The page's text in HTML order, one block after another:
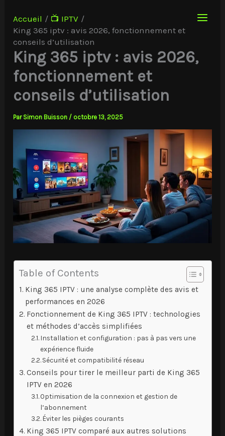
contenu
Accueil
📺 IPTV
King 365 iptv : avis 2026, fonctionnement et
conseils d’utilisation
King 365 iptv : avis 2026,
fonctionnement et
conseils d’utilisation
Par Simon Buisson / octobre 13, 2025
Table of Contents
King 365 IPTV : une analyse complète des avis et
performances en 2026
Fonctionnement de King 365 IPTV : technologies
et méthodes d’accès simplifiées
Installation et configuration : pas à pas vers une
expérience fluide
Sécurité et compatibilité réseau
Conseils pour tirer le meilleur parti de King 365
IPTV en 2026
Optimisation de la connexion et gestion de
l’abonnement
Éviter les pièges courants
King 365 IPTV comparé aux autres solutions